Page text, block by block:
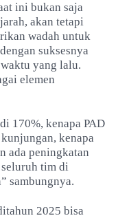
ini bukan saja
akan tetapi
wadah untuk
suksesnya
yang lalu.
elemen
170%, kenapa PAD
kenapa
ada peningkatan
tim di
sambungnya.
2025 bisa